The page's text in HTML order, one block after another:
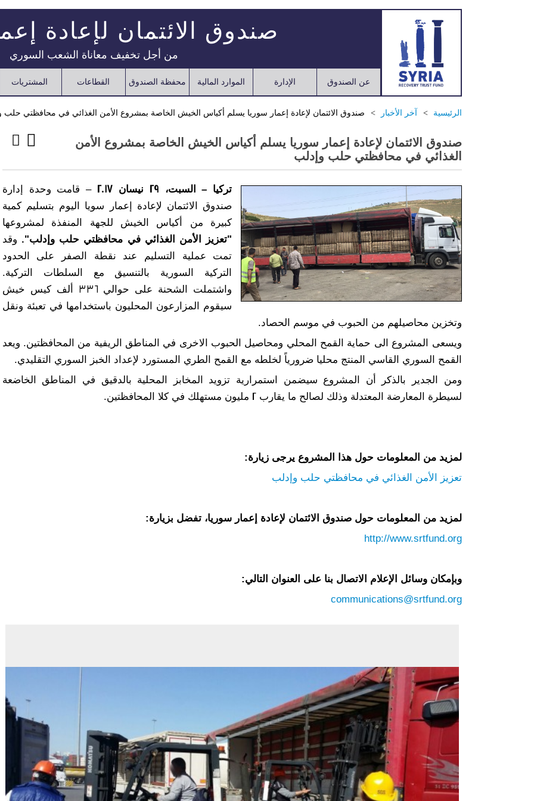
صندوق الائتمان لإعادة
من أجل تخفيف معاناة الشعب السوري
عن الصندوق الإدارة الموارد المالية محفظة الصندوق القطاعات المشتريات
الرئيسية آخر الأخبار صندوق الائتمان لإعادة إعمار سوريا يسلم أكياس الخيش الخاصة بمشروع الأمن الغذائي في محافظتي حلب
صندوق الائتمان لإعادة إعمار سوريا يسلم أكياس الخيش الخاصة بمشروع الأمن
الغذائي في محافظتي حلب وإدلب
تركيا – السبت، 29 نيسان 2017
– قامت وحدة إدارة
صندوق الائتمان لإعادة إعمار سويا اليوم بتسليم كمية
كبيرة من أكياس الخيش للجهة المنفذة لمشروعها
"تعزيز الأمن الغذائي في محافظتي حلب وإدلب". وقد
تمت عملية التسليم عند نقطة الصفر على الحدود
التركية السورية بالتنسيق مع السلطات التركية.
واشتملت الشحنة على حوالي 336 ألف كيس خيش
سيقوم المزارعون المحليون باستخدامها في تعبئة ونقل
وتخزين محاصيلهم من الحبوب في موسم الحصاد.
ويسعى المشروع الى حماية القمح المحلي ومحاصيل الحبوب الاخرى في المناطق الريفية من المحافظتين. ويعد
القمح السوري القاسي المنتج محليا ضرورياً لخلطه مع القمح الطري المستورد لإعداد الخبز السوري التقليدي.
ومن الجدير بالذكر أن المشروع سيضمن استمرارية تزويد المخابز المحلية بالدقيق في المناطق الخاضعة
لسيطرة المعارضة المعتدلة وذلك لصالح ما يقارب 2 مليون مستهلك في كلا المحافظتين.
لمزيد من المعلومات حول هذا المشروع يرجى زيارة:
تعزيز الأمن الغذائي في محافظتي حلب وإدلب
لمزيد من المعلومات حول صندوق الائتمان لإعادة إعمار سوريا، تفضل بزيارة:
http://www.srtfund.org
وبإمكان وسائل الإعلام الاتصال بنا على العنوان التالي:
communications@srtfund.org